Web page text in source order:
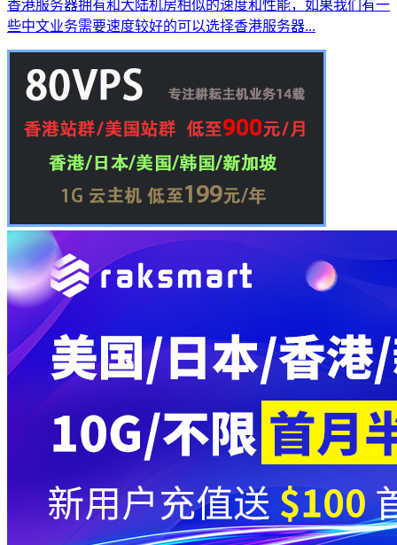
香港服务器拥有和大陆机房相似的速度和性能，如果我们有一
些中文业务需要速度较好的可以选择香港服务器...